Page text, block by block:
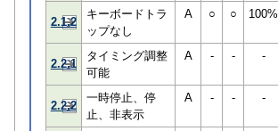
2.1.2
キーボードトラ
ップなし
A ○ ○ 100%
2.2.1
タイミング調整
可能
A - - -
2.2.2
一時停止、停
止、非表示
A - - -